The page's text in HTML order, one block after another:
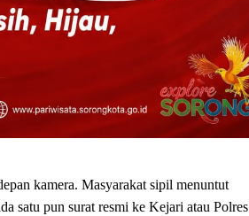
kamera. Masyarakat sipil menuntut
satu pun surat resmi ke Kejari atau Polres